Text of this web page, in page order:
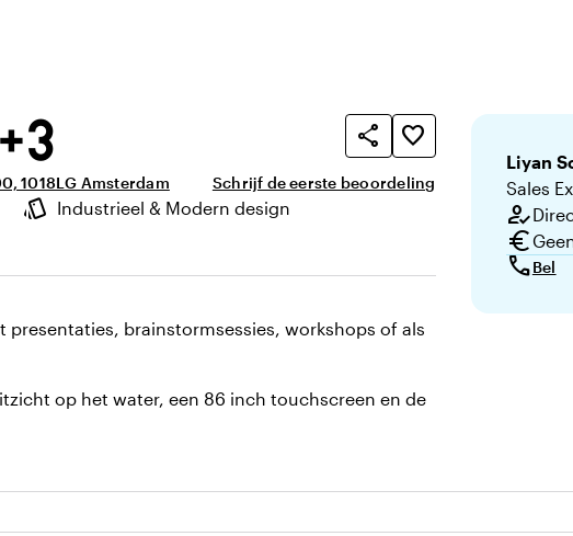
share
favorite_border
1018LG Amsterdam Schrijf de eerste beoordeling
style
Sfeer en uitstraling
Industrieel & Modern design
brainstormsessies, workshops of als
op het water, een 86 inch touchscreen en de
Liyan
Sales
how_to_reg
euro
callBel